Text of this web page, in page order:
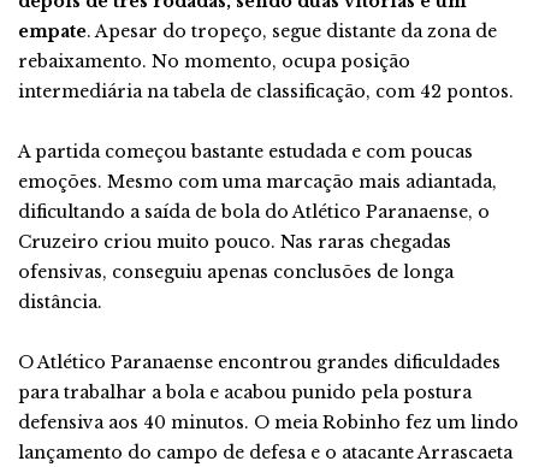
empate. Apesar do tropeço, segue distante da zona de
rebaixamento. No momento, ocupa posição
intermediária na tabela de classificação, com 42 pontos.
A partida começou bastante estudada e com poucas
emoções. Mesmo com uma marcação mais adiantada,
dificultando a saída de bola do Atlético Paranaense, o
Cruzeiro criou muito pouco. Nas raras chegadas
ofensivas, conseguiu apenas conclusões de longa
distância.
O Atlético Paranaense encontrou grandes dificuldades
para trabalhar a bola e acabou punido pela postura
defensiva aos 40 minutos. O meia Robinho fez um lindo
lançamento do campo de defesa e o atacante Arrascaeta